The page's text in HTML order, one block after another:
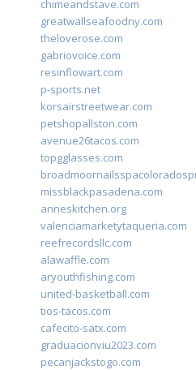
chimeandstave.com
greatwallseafoodny.com
theloverose.com
gabriovoice.com
resinflowart.com
p-sports.net
korsairstreetwear.com
petshopallston.com
avenue26tacos.com
topgglasses.com
missblackpasadena.com
anneskitchen.org
valenciamarketytaqueria.com
reefrecordsllc.com
alawaffle.com
aryouthfishing.com
united-basketball.com
tios-tacos.com
cafecito-satx.com
graduacionviu2023.com
pecanjackstogo.com